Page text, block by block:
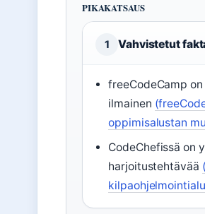
PIKAKATSAUS
1 Vahvistetut
freeCodeCamp
ilmainen
oppimisalustan
CodeChefissä on
harjoitustehtävää